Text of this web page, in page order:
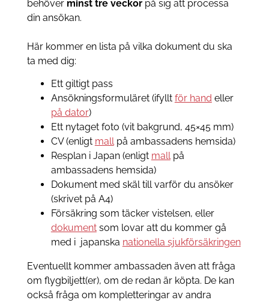
behöver minst tre veckorpå sig att processa
din ansökan.
Här kommer en lista på vilka dokument du ska
ta med dig:
Ett giltigt pass
Ansökningsformuläret (ifyllt för hand eller
på dator)
Ett nytaget foto (vit bakgrund, 45×45 mm)
CV (enligt mallpå ambassadens hemsida)
Resplan i Japan (enligt mallpå
ambassadens hemsida)
Dokument med skäl till varför du ansöker
(skrivet på A4)
Försäkring som täcker vistelsen, eller
dokumentsom lovar att du kommer gå
med i japanska nationella sjukförsäkringen
Eventuellt kommer ambassaden även att fråga
om flygbiljett(er), om de redan är köpta. De kan
också fråga om kompletteringar av andra